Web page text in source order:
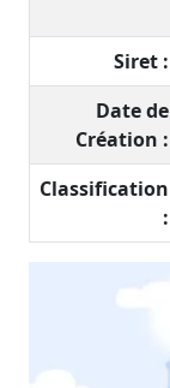
Siret :
Date de
Création :
Classification
: